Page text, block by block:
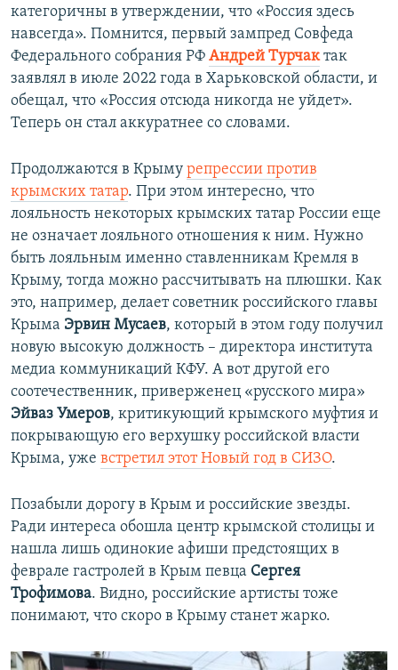
категоричны в утверждении, что «Россия здесь
навсегда». Помнится, первый зампред Совфеда
Федерального собрания РФ Андрей Турчактак
заявлял в июле 2022 года в Харьковской области, и
обещал, что «Россия отсюда никогда не уйдет».
Теперь он стал аккуратнее со словами.
Продолжаются в Крыму репрессии против
крымских татар. При этом интересно, что
лояльность некоторых крымских татар России еще
не означает лояльного отношения к ним. Нужно
быть лояльным именно ставленникам Кремля в
Крыму, тогда можно рассчитывать на плюшки. Как
это, например, делает советник российского главы
Крыма Эрвин Мусаев, который в этом году получил
новую высокую должность – директора института
медиа коммуникаций КФУ. А вот другой его
соотечественник, приверженец «русского мира»
Эйваз Умеров, критикующий крымского муфтия и
покрывающую его верхушку российской власти
Крыма, уже встретил этот Новый год в СИЗО.
Позабыли дорогу в Крым и российские звезды.
Ради интереса обошла центр крымской столицы и
нашла лишь одинокие афиши предстоящих в
феврале гастролей в Крым певца Сергея
Трофимова. Видно, российские артисты тоже
понимают, что скоро в Крыму станет жарко.